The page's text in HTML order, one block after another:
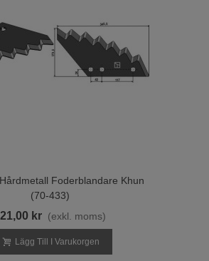
Foderblandare Khun
(70-433)
kr (exkl. moms)
Lägg Till I Varukorgen